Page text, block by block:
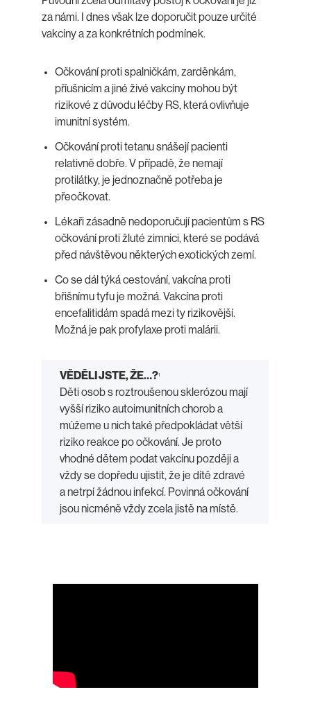
za námi. I dnes však lze doporučit pouze určité
vakcíny a za konkrétních podmínek.
Očkování proti spalničkám, zarděnkám,
příušnicím a jiné živé vakcíny mohou být
rizikové z důvodu léčby RS, která ovlivňuje
imunitní systém.
Očkování proti tetanu snášejí pacienti
relativně dobře. V případě, že nemají
protilátky, je jednoznačně potřeba je
přeočkovat.
Lékaři zásadně nedoporučují pacientům s RS
očkování proti žluté zimnici, které se podává
před návštěvou některých exotických zemí.
Co se dál týká cestování, vakcína proti
břišnímu tyfu je možná. Vakcína proti
encefalitidám spadá mezi ty rizikovější.
Možná je pak profylaxe proti malárii.
VĚDĚLI JSTE, ŽE…?1
Děti osob s roztroušenou sklerózou mají
vyšší riziko autoimunitních chorob a
můžeme u nich také předpokládat větší
riziko reakce po očkování. Je proto
vhodné dětem podat vakcínu později a
vždy se dopředu ujistit, že je dítě zdravé
a netrpí žádnou infekcí. Povinná očkování
jsou nicméně vždy zcela jistě na místě.